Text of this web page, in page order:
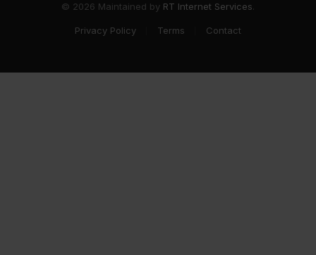
© 2026 Maintained by RT Internet Services.
Privacy Policy Terms Contact